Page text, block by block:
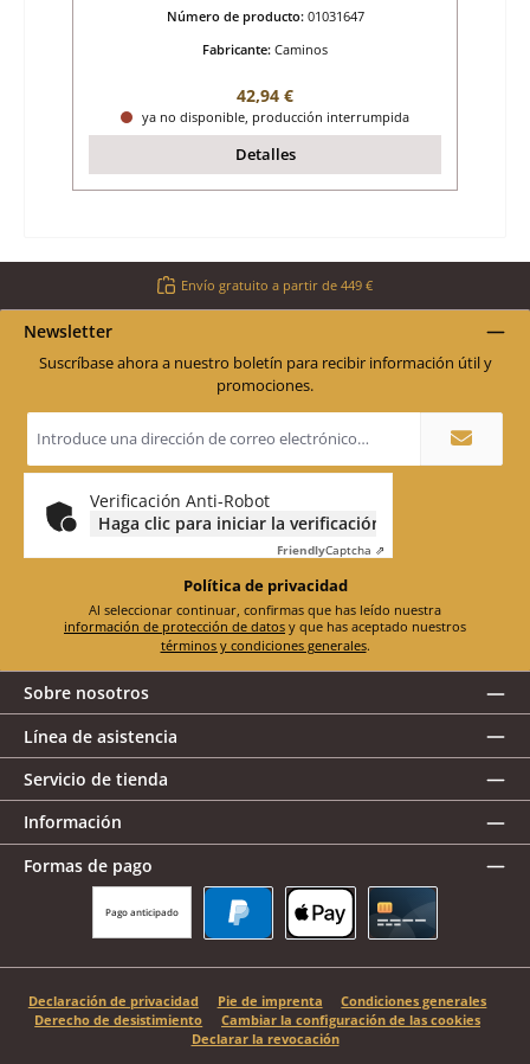
Número de producto: 01031647
Fabricante: Caminos
Precio normal:
42,94 €
ya no disponible, producción interrumpida
Detalles
Envío gratuito a partir de 449 €
Newsletter
Suscríbase ahora a nuestro boletín para recibir información útil y
promociones.
de
electrónico
Verificación Anti-Robot
Haga clic para iniciar la verificación
FriendlyCaptcha ⇗
Política de privacidad
información de protección de datos
términos y condiciones generales.
Sobre nosotros
Línea de asistencia
Servicio de tienda
Información
Formas de pago
Pago anticipado
Declaración de privacidad Pie de imprenta
Condiciones generales
Derecho de desistimiento
Cambiar la configuración de las cookies
Declarar la revocación